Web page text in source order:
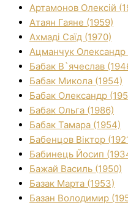
Артамонов Олексій
Атаян Гаяне (1959)
Ахмаді Саїд (1970)
Ацманчук Олександр
Бабак В`ячеслав
Бабак Микола (1954)
Бабак Олександр
Бабак Ольга (1986)
Бабак Тамара (1954)
Бабенцов Віктор
Бабинець Йосип
Бажай Василь (1950)
Базак Марта (1953)
Базан Володимир